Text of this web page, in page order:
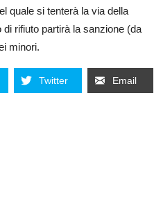
quale si tenterà la via della
rifiuto partirà la sanzione (da
minori.
Twitter Email